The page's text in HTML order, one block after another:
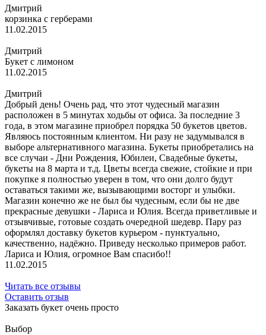
Дмитрий
корзинка с герберами
11.02.2015
Дмитрий
Букет с лимоном
11.02.2015
Дмитрий
Добрый день! Очень рад, что этот чудесный магазин
расположен в 5 минутах ходьбы от офиса. За последние 3
года, в этом магазине приобрел порядка 50 букетов цветов.
Являюсь постоянным клиентом. Ни разу не задумывался в
выборе альтернативного магазина. Букеты приобретались на
все случаи - Дни Рождения, Юбилеи, Свадебные букеты,
букеты на 8 марта и т.д. Цветы всегда свежие, стойкие и при
покупке я полностью уверен в том, что они долго будут
оставаться такими же, вызывающими восторг и улыбки.
Магазин конечно же не был бы чудесным, если бы не две
прекрасные девушки - Лариса и Юлия. Всегда приветливые и
отзывчивые, готовые создать очередной шедевр. Пару раз
оформлял доставку букетов курьером - пунктуально,
качественно, надёжно. Приведу несколько примеров работ.
Лариса и Юлия, огромное Вам спасибо!!
11.02.2015
Читать все отзывы
Оставить отзыв
Заказать букет очень просто
Выбор